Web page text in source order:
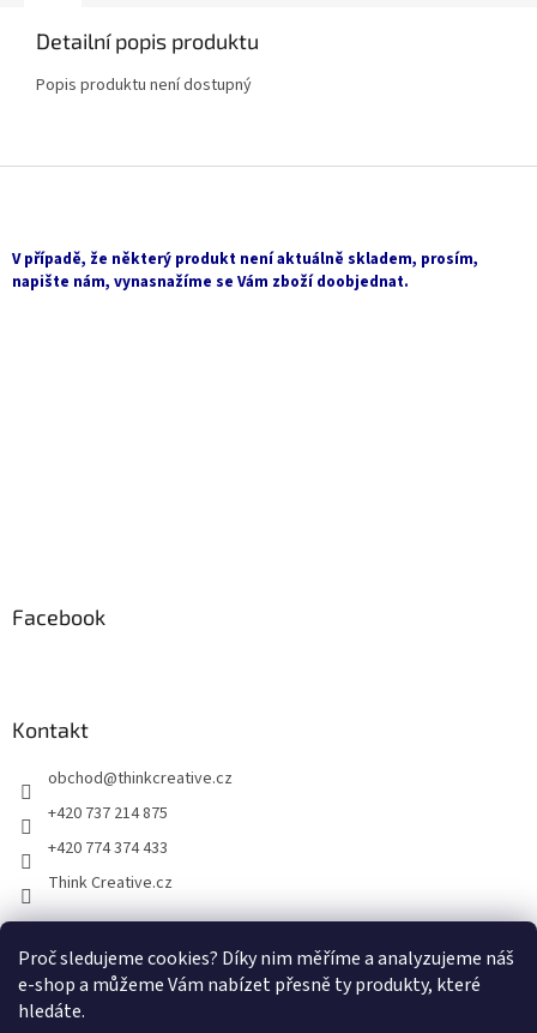
Proč sledujeme cookies? Díky nim měříme a analyzujeme náš
e-shop a můžeme Vám nabízet přesně ty produkty, které
hledáte.
Detailní popis produktu
Popis produktu není dostupný
V případě, že některý produkt není aktuálně skladem, prosím,
napište nám, vynasnažíme se Vám zboží doobjednat.
Facebook
Kontakt
obchod@thinkcreative.cz
+420 737 214 875
+420 774 374 433
Think Creative.cz
Zboží.cz Heureka.cz Facebook